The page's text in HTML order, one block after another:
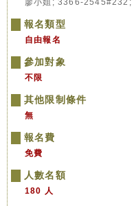
廖小姐; 3366-
報名類型
自由報名
參加對象
不限
其他限制條件
無
報名費
免費
人數名額
180 人